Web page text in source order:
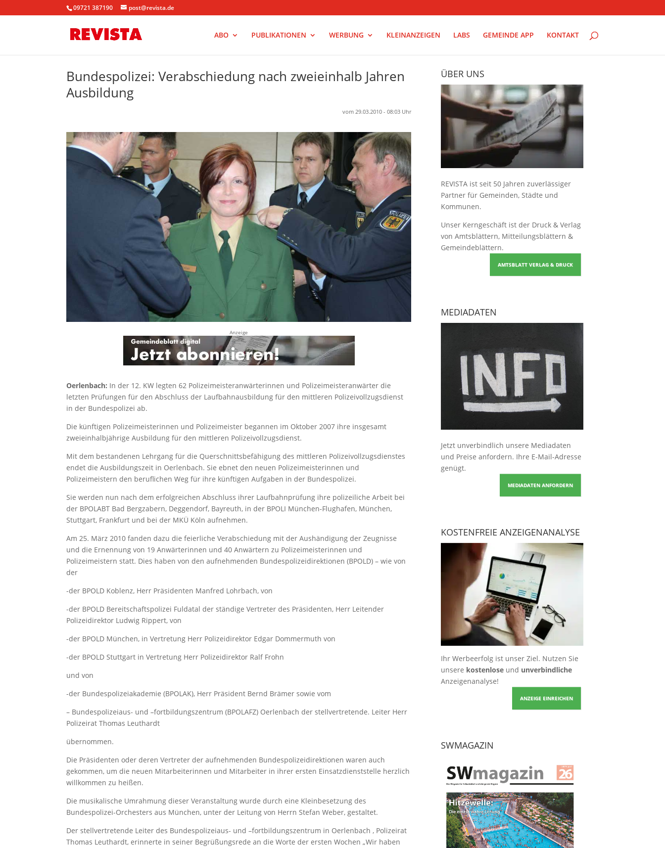
09721 387190 post@revista.de
ABO PUBLIKATIONEN WERBUNG KLEINANZEIGEN LABS GEMEINDE APP KONTAKT
Bundespolizei: Verabschiedung nach zweieinhalb Jahren
Ausbildung
vom 29.03.2010 - 08:03 Uhr
Anzeige
Oerlenbach: In der 12. KW legten 62 Polizeimeisteranwärterinnen und Polizeimeisteranwärter die
letzten Prüfungen für den Abschluss der Laufbahnausbildung für den mittleren Polizeivollzugsdienst
in der Bundespolizei ab.
Die künftigen Polizeimeisterinnen und Polizeimeister begannen im Oktober 2007 ihre insgesamt
zweieinhalbjährige Ausbildung für den mittleren Polizeivollzugsdienst.
Mit dem bestandenen Lehrgang für die Querschnittsbefähigung des mittleren Polizeivollzugsdienstes
endet die Ausbildungszeit in Oerlenbach. Sie ebnet den neuen Polizeimeisterinnen und
Polizeimeistern den beruflichen Weg für ihre künftigen Aufgaben in der Bundespolizei.
Sie werden nun nach dem erfolgreichen Abschluss ihrer Laufbahnprüfung ihre polizeiliche Arbeit bei
der BPOLABT Bad Bergzabern, Deggendorf, Bayreuth, in der BPOLI München-Flughafen, München,
Stuttgart, Frankfurt und bei der MKÜ Köln aufnehmen.
Am 25. März 2010 fanden dazu die feierliche Verabschiedung mit der Aushändigung der Zeugnisse
und die Ernennung von 19 Anwärterinnen und 40 Anwärtern zu Polizeimeisterinnen und
Polizeimeistern statt. Dies haben von den aufnehmenden Bundespolizeidirektionen (BPOLD) – wie von
der
-der BPOLD Koblenz, Herr Präsidenten Manfred Lohrbach, von
-der BPOLD Bereitschaftspolizei Fuldatal der ständige Vertreter des Präsidenten, Herr Leitender
Polizeidirektor Ludwig Rippert, von
-der BPOLD München, in Vertretung Herr Polizeidirektor Edgar Dommermuth von
-der BPOLD Stuttgart in Vertretung Herr Polizeidirektor Ralf Frohn
und von
-der Bundespolizeiakademie (BPOLAK), Herr Präsident Bernd Brämer sowie vom
– Bundespolizeiaus- und –fortbildungszentrum (BPOLAFZ) Oerlenbach der stellvertretende. Leiter Herr
Polizeirat Thomas Leuthardt
übernommen.
Die Präsidenten oder deren Vertreter der aufnehmenden Bundespolizeidirektionen waren auch
gekommen, um die neuen Mitarbeiterinnen und Mitarbeiter in ihrer ersten Einsatzdienststelle herzlich
willkommen zu heißen.
Die musikalische Umrahmung dieser Veranstaltung wurde durch eine Kleinbesetzung des
Bundespolizei-Orchesters aus München, unter der Leitung von Herrn Stefan Weber, gestaltet.
Der stellvertretende Leiter des Bundespolizeiaus- und –fortbildungszentrum in Oerlenbach , Polizeirat
Thomas Leuthardt, erinnerte in seiner Begrüßungsrede an die Worte der ersten Wochen „Wir haben
ÜBER UNS
REVISTA ist seit 50 Jahren zuverlässiger
Partner für Gemeinden, Städte und
Kommunen.
Unser Kerngeschäft ist der Druck & Verlag
von Amtsblättern, Mitteilungsblättern &
Gemeindeblättern.
AMTSBLATT VERLAG & DRUCK
MEDIADATEN
Jetzt unverbindlich unsere Mediadaten
und Preise anfordern. Ihre E-Mail-Adresse
genügt.
MEDIADATEN ANFORDERN
KOSTENFREIE ANZEIGENANALYSE
Ihr Werbeerfolg ist unser Ziel. Nutzen Sie
unsere kostenloseund unverbindliche
Anzeigenanalyse!
ANZEIGE EINREICHEN
SWMAGAZIN